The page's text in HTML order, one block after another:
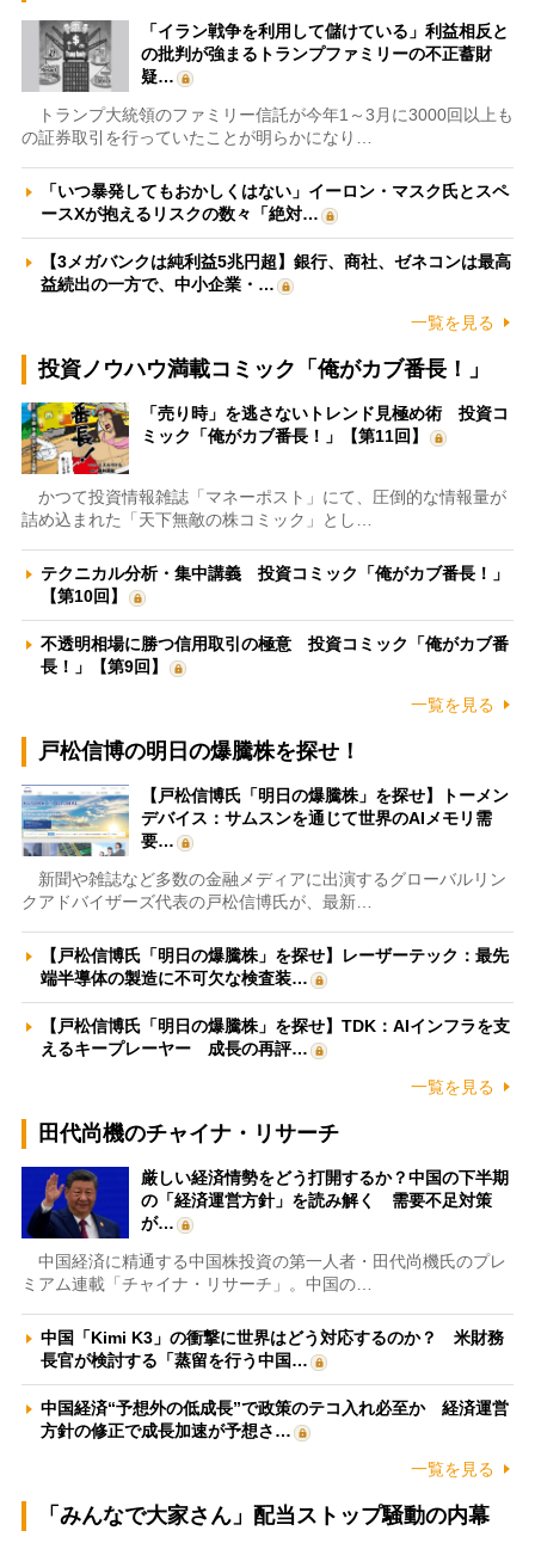
「イラン戦争を利用して儲けている」利益相反と
の批判が強まるトランプファミリーの不正蓄財
疑…
トランプ大統領のファミリー信託が今年1～3月に3000回以上も
の証券取引を行っていたことが明らかになり…
「いつ暴発してもおかしくはない」イーロン・マスク氏とスペ
ースXが抱えるリスクの数々「絶対…
【3メガバンクは純利益5兆円超】銀行、商社、ゼネコンは最高
益続出の一方で、中小企業・…
一覧を見る
投資ノウハウ満載コミック「俺がカブ番長！」
「売り時」を逃さないトレンド見極め術 投資コ
ミック「俺がカブ番長！」【第11回】
かつて投資情報雑誌「マネーポスト」にて、圧倒的な情報量が
詰め込まれた「天下無敵の株コミック」とし…
テクニカル分析・集中講義 投資コミック「俺がカブ番長！」
【第10回】
不透明相場に勝つ信用取引の極意 投資コミック「俺がカブ番
長！」【第9回】
一覧を見る
戸松信博の明日の爆騰株を探せ！
【戸松信博氏「明日の爆騰株」を探せ】トーメン
デバイス：サムスンを通じて世界のAIメモリ需
要…
新聞や雑誌など多数の金融メディアに出演するグローバルリン
クアドバイザーズ代表の戸松信博氏が、最新…
【戸松信博氏「明日の爆騰株」を探せ】レーザーテック：最先
端半導体の製造に不可欠な検査装…
【戸松信博氏「明日の爆騰株」を探せ】TDK：AIインフラを支
えるキープレーヤー 成長の再評…
一覧を見る
田代尚機のチャイナ・リサーチ
厳しい経済情勢をどう打開するか？中国の下半期
の「経済運営方針」を読み解く 需要不足対策
が…
中国経済に精通する中国株投資の第一人者・田代尚機氏のプレ
ミアム連載「チャイナ・リサーチ」。中国の…
中国「Kimi K3」の衝撃に世界はどう対応するのか？ 米財務
長官が検討する「蒸留を行う中国…
中国経済“予想外の低成長”で政策のテコ入れ必至か 経済運営
方針の修正で成長加速が予想さ…
一覧を見る
「みんなで大家さん」配当ストップ騒動の内幕